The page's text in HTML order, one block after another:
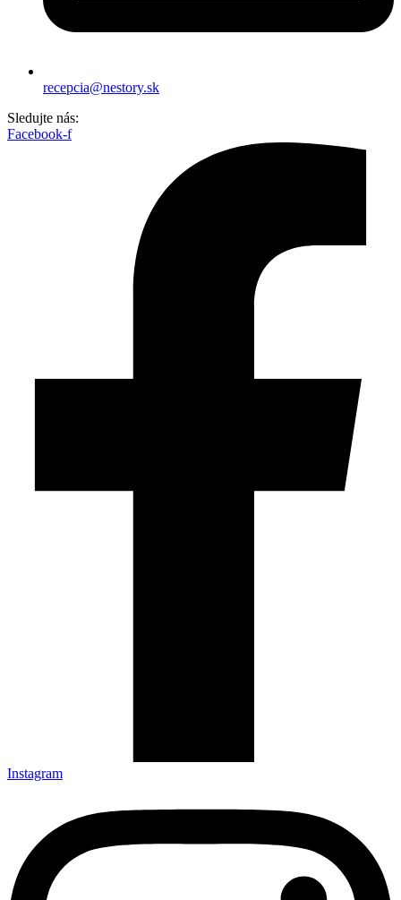
recepcia@nestory.sk
Sledujte nás:
Facebook-f
Instagram